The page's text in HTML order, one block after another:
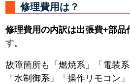
修理費用は？
修理費用の内訳は出張費+部品
す。
故障箇所も「燃焼系」「電装系
「水制御系」「操作リモコン